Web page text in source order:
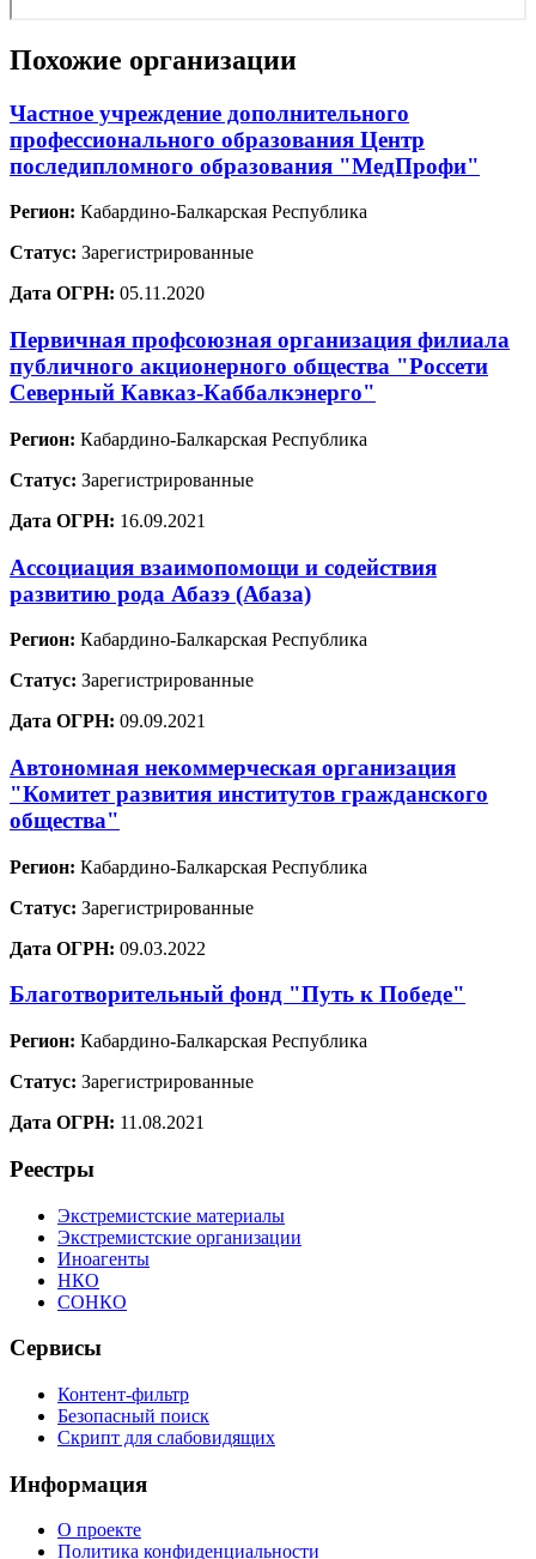
Похожие организации
Частное учреждение дополнительного
профессионального образования Центр
последипломного образования "МедПрофи"
Регион: Кабардино-Балкарская Республика
Статус: Зарегистрированные
Дата ОГРН: 05.11.2020
Первичная профсоюзная организация филиала
публичного акционерного общества "Россети
Северный Кавказ-Каббалкэнерго"
Регион: Кабардино-Балкарская Республика
Статус: Зарегистрированные
Дата ОГРН: 16.09.2021
Ассоциация взаимопомощи и содействия
развитию рода Абазэ (Абаза)
Регион: Кабардино-Балкарская Республика
Статус: Зарегистрированные
Дата ОГРН: 09.09.2021
Автономная некоммерческая организация
"Комитет развития институтов гражданского
общества"
Регион: Кабардино-Балкарская Республика
Статус: Зарегистрированные
Дата ОГРН: 09.03.2022
Благотворительный фонд "Путь к Победе"
Регион: Кабардино-Балкарская Республика
Статус: Зарегистрированные
Дата ОГРН: 11.08.2021
Реестры
Экстремистские материалы
Экстремистские организации
Иноагенты
НКО
СОНКО
Сервисы
Контент-фильтр
Безопасный поиск
Скрипт для слабовидящих
Информация
О проекте
Политика конфиденциальности